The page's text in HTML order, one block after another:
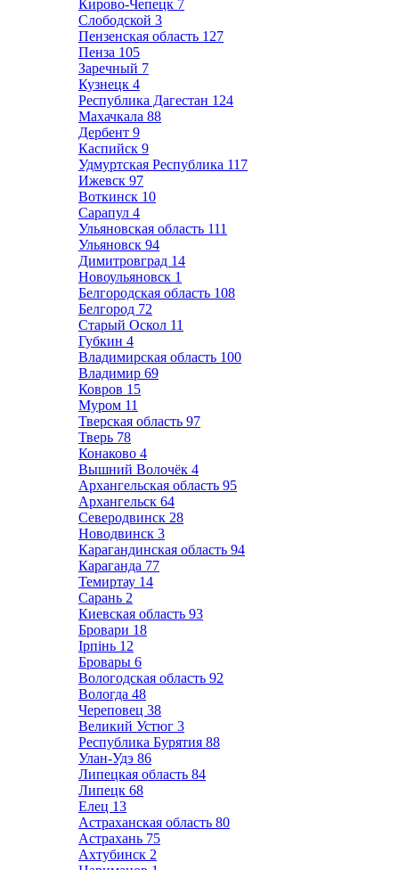
Кирово-Чепецк 7
Слободской 3
Пензенская область 127
Пенза 105
Заречный 7
Кузнецк 4
Республика Дагестан 124
Махачкала 88
Дербент 9
Каспийск 9
Удмуртская Республика 117
Ижевск 97
Воткинск 10
Сарапул 4
Ульяновская область 111
Ульяновск 94
Димитровград 14
Новоульяновск 1
Белгородская область 108
Белгород 72
Старый Оскол 11
Губкин 4
Владимирская область 100
Владимир 69
Ковров 15
Муром 11
Тверская область 97
Тверь 78
Конаково 4
Вышний Волочёк 4
Архангельская область 95
Архангельск 64
Северодвинск 28
Новодвинск 3
Карагандинская область 94
Караганда 77
Темиртау 14
Сарань 2
Киевская область 93
Бровари 18
Ірпінь 12
Бровары 6
Вологодская область 92
Вологда 48
Череповец 38
Великий Устюг 3
Республика Бурятия 88
Улан-Удэ 86
Липецкая область 84
Липецк 68
Елец 13
Астраханская область 80
Астрахань 75
Ахтубинск 2